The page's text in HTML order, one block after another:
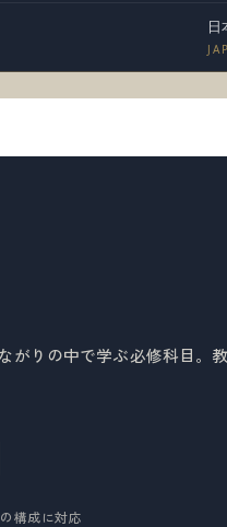
日
がりの中で学ぶ必修科目。
構成に対応